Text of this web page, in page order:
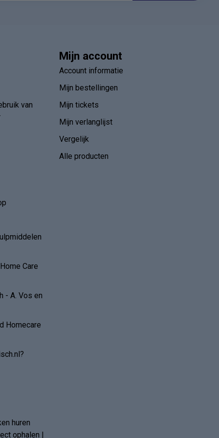
van
Care
- A. Vos en
Homecare
huren
ophalen |
Mijn account
Account informatie
Mijn bestellingen
Mijn tickets
Mijn verlanglijst
Vergelijk
Alle producten